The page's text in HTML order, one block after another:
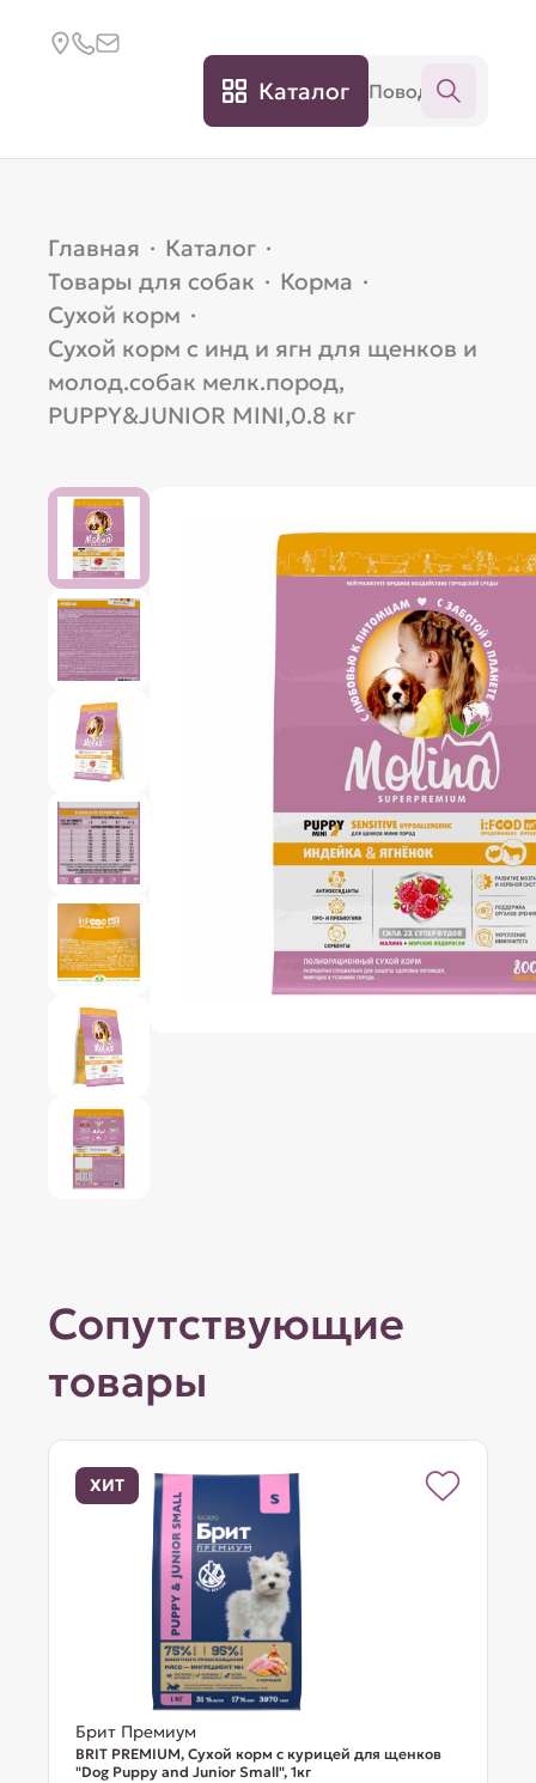
Каталог
Главная · Каталог ·
Товары для собак · Корма ·
Сухой корм ·
Сухой корм с инд и ягн для щенков и
молод.собак мелк.пород,
PUPPY&JUNIOR MINI,0.8 кг
Сопутствующие
товары
ХИТ
Брит Премиум
BRIT PREMIUM, Сухой корм с курицей для щенков
"Dog Puppy and Junior Small", 1кг